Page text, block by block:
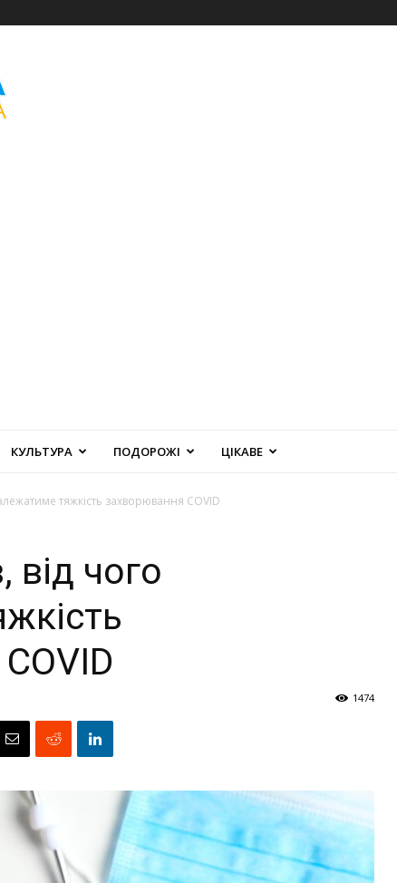
КУЛЬТУРА ПОДОРОЖІ ЦІКАВЕ
тяжкість захворювання COVID
від чого
1474